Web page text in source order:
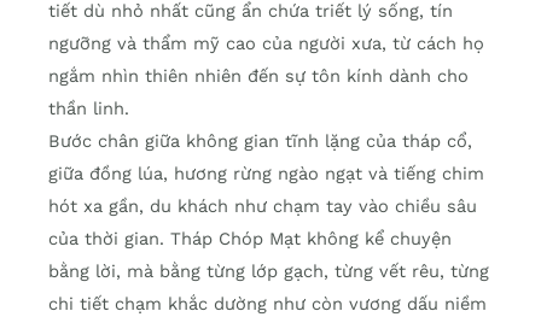
tiết dù nhỏ nhất cũng ẩn chứa triết lý sống, tín
ngưỡng và thẩm mỹ cao của người xưa, từ cách họ
ngắm nhìn thiên nhiên đến sự tôn kính dành cho
thần linh.
Bước chân giữa không gian tĩnh lặng của tháp cổ,
giữa đồng lúa, hương rừng ngào ngạt và tiếng chim
hót xa gần, du khách như chạm tay vào chiều sâu
của thời gian. Tháp Chóp Mạt không kể chuyện
bằng lời, mà bằng từng lớp gạch, từng vết rêu, từng
chi tiết chạm khắc dường như còn vương dấu niềm